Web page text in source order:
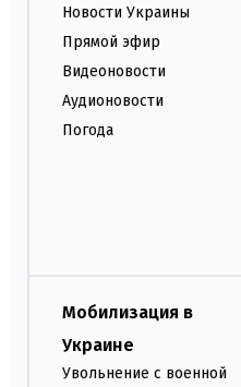
Новости Украины
Прямой эфир
Видеоновости
Аудионовости
Погода
Мобилизация в
Украине
Увольнение с военной